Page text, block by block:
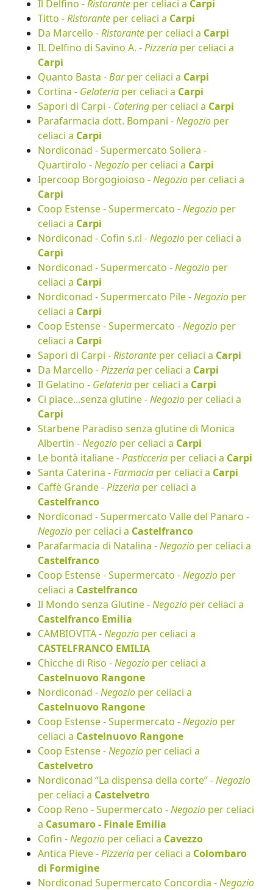
Il Delfino -Ristorante per celiaci a Carpi
Titto -Ristorante per celiaci a Carpi
Da Marcello -Ristorante per celiaci a Carpi
IL Delfino di Savino A. -Pizzeria per celiaci a
Carpi
Quanto Basta -Barper celiaci a Carpi
Cortina - Gelateria per celiaci a Carpi
Sapori di Carpi - Catering per celiaci a Carpi
Parafarmacia dott. Bompani -Negozio per
celiaci a Carpi
Nordiconad - Supermercato Soliera -
Quartirolo -Negozio per celiaci a Carpi
Ipercoop Borgogioioso -Negozio per celiaci a
Carpi
Coop Estense - Supermercato -Negozio per
celiaci a Carpi
Nordiconad - Cofin s.r.l -Negozio per celiaci a
Carpi
Nordiconad - Supermercato -Negozio per
celiaci a Carpi
Nordiconad - Supermercato Pile -Negozio per
celiaci a Carpi
Coop Estense - Supermercato -Negozio per
celiaci a Carpi
Sapori di Carpi -Ristorante per celiaci a Carpi
Da Marcello -Pizzeria per celiaci a Carpi
Il Gelatino - Gelateria per celiaci a Carpi
Ci piace...senza glutine -Negozio per celiaci a
Carpi
Starbene Paradiso senza glutine di Monica
Albertin -Negozio per celiaci a Carpi
Le bontà italiane -Pasticceria per celiaci a Carpi
Santa Caterina -Farmacia per celiaci a Carpi
Caffè Grande -Pizzeria per celiaci a
Castelfranco
Nordiconad - Supermercato Valle del Panaro -
Negozio per celiaci a Castelfranco
Parafarmacia di Natalina -Negozio per celiaci a
Castelfranco
Coop Estense - Supermercato -Negozio per
celiaci a Castelfranco
Il Mondo senza Glutine -Negozio per celiaci a
Castelfranco Emilia
CAMBIOVITA -Negozio per celiaci a
CASTELFRANCO EMILIA
Chicche di Riso -Negozio per celiaci a
Castelnuovo Rangone
Nordiconad -Negozio per celiaci a
Castelnuovo Rangone
Coop Estense - Supermercato -Negozio per
celiaci a Castelnuovo Rangone
Coop Estense -Negozio per celiaci a
Castelvetro
Nordiconad “La dispensa della corte” -Negozio
per celiaci a Castelvetro
Coop Reno - Supermercato -Negozio per celiaci
a Casumaro - Finale Emilia
Cofin -Negozio per celiaci a Cavezzo
Antica Pieve -Pizzeria per celiaci a Colombaro
di Formigine
Nordiconad Supermercato Concordia -Negozio